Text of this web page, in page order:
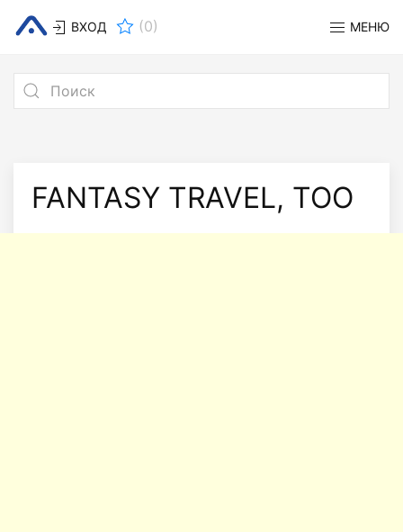
ВХОД (0) МЕНЮ
FANTASY TRAVEL, ТОО